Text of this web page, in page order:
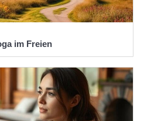
im Freien